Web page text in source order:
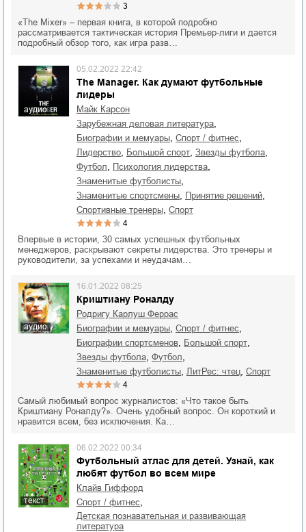
3
«The Mixer» – первая книга, в которой подробно
рассматривается тактическая история Премьер-лиги и дается
подробный обзор того, как игра разв…
аудио
The Manager. Как думают футбольные
лидеры
05.02.2022 22:42
Майк Карсон
зарубежная деловая литература
биографии и мемуары спорт / фитнес
лидерство большой спорт звезды футбола
футбол психология лидерства
знаменитые футболисты
знаменитые спортсмены принятие решений
спортивные тренеры спорт
4
Впервые в истории, 30 самых успешных футбольных
менеджеров, раскрывают секреты лидерства. Это тренеры и
руководители, за успехами и неудачам…
аудио
Криштиану Роналду
16.01.2022 08:25
Родригу Карлуш Феррас
биографии и мемуары
спорт / фитнес
биографии спортсменов большой спорт
звезды футбола футбол
знаменитые футболисты ЛитРес: чтец спорт
4
Самый любимый вопрос журналистов: «Что такое быть
Криштиану Роналду?». Очень удобный вопрос. Он короткий и
нравится всем, без исключения. Ка…
текст
Футбольный атлас для детей. Узнай, как
любят футбол во всем мире
06.02.2022 00:34
Клайв Гиффорд
спорт / фитнес
детская познавательная и развивающая
литература